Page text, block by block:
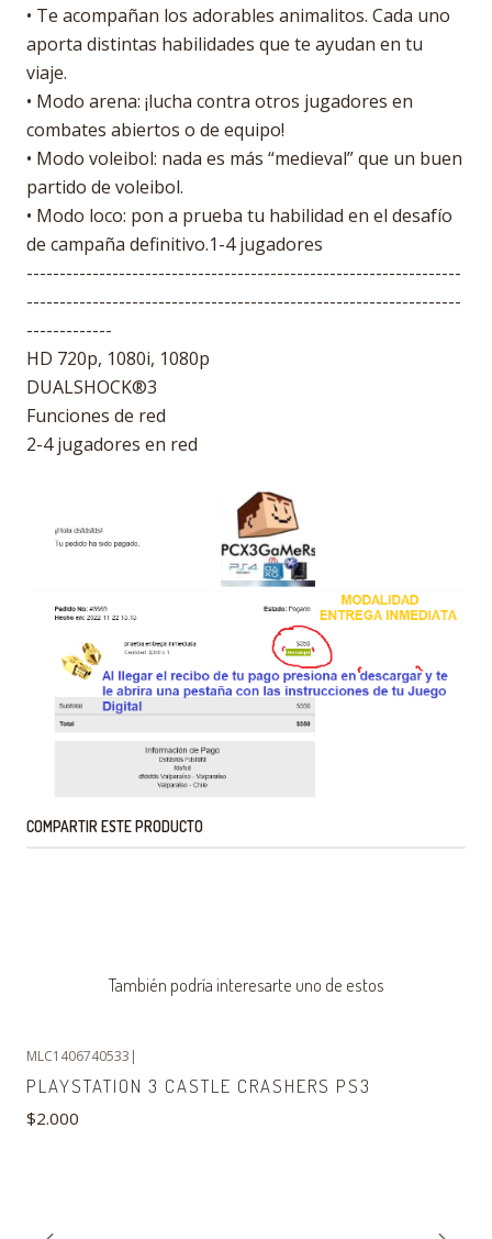
• Te acompañan los adorables animalitos. Cada uno
aporta distintas habilidades que te ayudan en tu
viaje.
• Modo arena: ¡lucha contra otros jugadores en
combates abiertos o de equipo!
• Modo voleibol: nada es más “medieval” que un buen
partido de voleibol.
• Modo loco: pon a prueba tu habilidad en el desafío
de campaña definitivo.1-4 jugadores
------------------------------------------------------------------
------------------------------------------------------------------
-------------
HD 720p, 1080i, 1080p
DUALSHOCK®3
Funciones de red
2-4 jugadores en red
COMPARTIR ESTE PRODUCTO
También podría interesarte uno de estos
MLC1406740533 |
PLAYSTATION 3 CASTLE CRASHERS PS3
$2.000